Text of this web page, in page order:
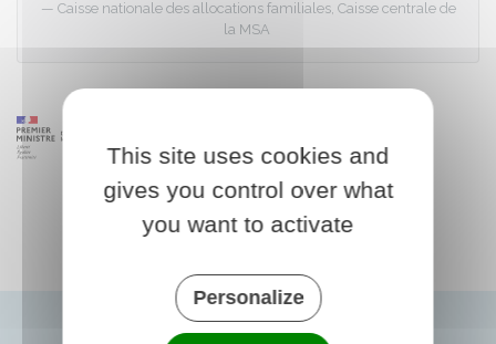
Caisse nationale des allocations familiales, Caisse centrale de
la MSA
This site uses cookies and
gives you control over what
you want to activate
Personalize